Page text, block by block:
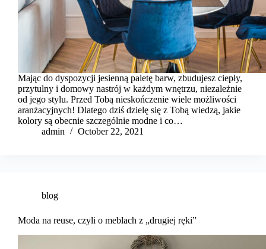
Mając do dyspozycji jesienną paletę barw, zbudujesz ciepły,
przytulny i domowy nastrój w każdym wnętrzu, niezależnie
od jego stylu. Przed Tobą nieskończenie wiele możliwości
aranżacyjnych! Dlatego dziś dzielę się z Tobą wiedzą, jakie
kolory są obecnie szczególnie modne i co…
admin
October 22, 2021
blog
Moda na reuse, czyli o meblach z „drugiej ręki”